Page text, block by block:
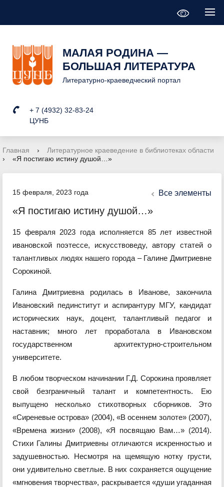
МАЛАЯ РОДИНА —
БОЛЬШАЯ ЛИТЕРАТУРА
Литературно-краеведческий портал
+ 7 (4932) 32-83-24
ЦУНБ
Главная ›
Литературное краеведение в библиотеках области
›
«Я постигаю истину душой…»
15 февраля, 2023 года Все элементы
«Я постигаю истину душой…»
15 февраля 2023 года исполняется 85 лет известной
ивановской поэтессе, искусствоведу, автору статей о
талантливых людях нашего города – Галине Дмитриевне
Сорокиной.
Галина Дмитриевна родилась в Иванове, закончила
Ивановский пединститут и аспирантуру МГУ, кандидат
исторических наук, доцент, талантливый педагог и
наставник; много лет проработала в Ивановском
государственном архитектурно-строительном
университете.
В любом творческом начинании Г.Д. Сорокина проявляет
свой безграничный талант и компетентность. Ею
выпущено несколько стихотворных сборников. Это
«Сиреневые острова» (2004), «В осеннем золоте» (2007),
«Времена жизни» (2008), «Я посвящаю Вам…» (2014).
Стихи Галины Дмитриевны отличаются искренностью и
задушевностью. Несмотря на щемящую нотку грусти,
они удивительно светлые. В них сохраняется ощущение
«мгновения творчества», раскрывается «души угаданная